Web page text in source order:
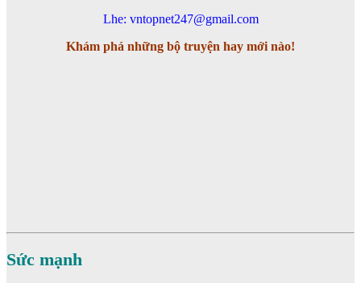
Lhe: vntopnet247@gmail.com
Khám phá những bộ truyện hay mới nào!
Sức mạnh